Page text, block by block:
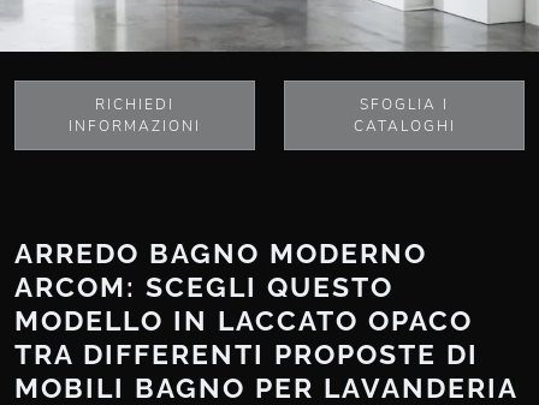
RICHIEDI
INFORMAZIONI
SFOGLIA I
CATALOGHI
ARREDO BAGNO MODERNO
ARCOM: SCEGLI QUESTO
MODELLO IN LACCATO OPACO
TRA DIFFERENTI PROPOSTE DI
MOBILI BAGNO PER LAVANDERIA